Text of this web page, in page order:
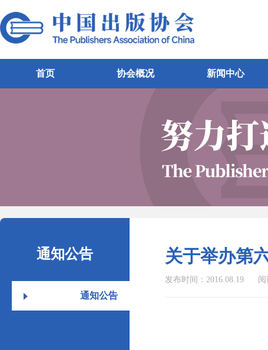
首页 协会概况 新闻中心
通知公告
通知公告
关于举办第
发布时间：2016.08.19 阅